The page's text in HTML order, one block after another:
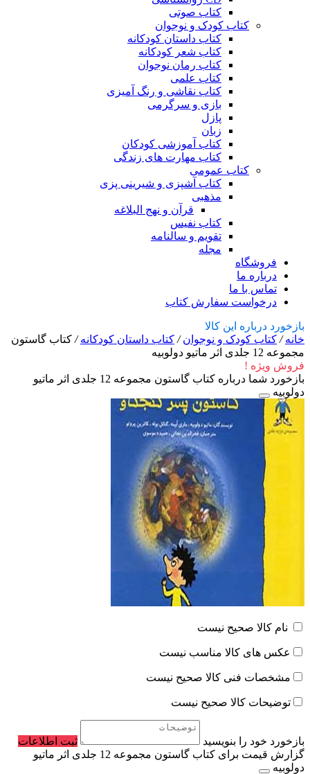
کتاب صوتی
کتاب کودک و نوجوان
کتاب داستان کودکانه
کتاب شعر کودکانه
کتاب رمان نوجوان
کتاب علمی
کتاب نقاشی و رنگ آمیزی
بازی و سرگرمی
پازل
زبان
کتاب آموزشی کودکان
کتاب مهارت های زندگی
کتاب عمومی
کتاب آشپزی و شیرینی پزی
مذهبی
قرآن و نهج البلاغه
کتاب نفیس
تقویم و سالنامه
مجله
فروشگاه
درباره ما
تماس با ما
درخواست سفارش کتاب
بازخورد درباره این کالا
خانه/ کتاب کودک و نوجوان/ کتاب داستان کودکانه/ کتاب گاستون
مجموعه 12 جلدی اثر ماتیو دولوبیه
فروش ویژه !
بازخورد شما درباره کتاب گاستون مجموعه 12 جلدی اثر ماتیو
دولوبیه
نام کالا صحیح نیست
عکس های کالا مناسب نیست
مشخصات فنی کالا صحیح نیست
توضیحات کالا صحیح نیست
بازخورد خود را بنویسید
ثبت اطلاعات
گزارش قیمت برای کتاب گاستون مجموعه 12 جلدی اثر ماتیو
دولوبیه